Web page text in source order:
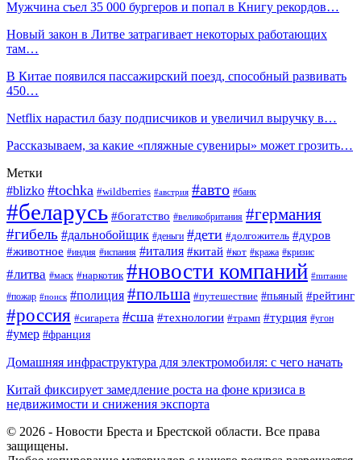
Мужчина съел 35 000 бургеров и попал в Книгу рекордов…
Новый закон в Литве затрагивает некоторых работающих
там…
В Китае появился пассажирский поезд, способный развивать
450…
Netflix нарастил базу подписчиков и увеличил выручку в…
Рассказываем, за какие «пляжные сувениры» может грозить…
Метки
#blizko #tochka #wildberries #австрия #авто #банк
#беларусь #богатство #великобритания #германия
#гибель #дальнобойщик #деньги #дети #долгожитель #дуров
#животное #индия #испания #италия #китай #кот #кража #кризис
#литва #маск #наркотик #новости компаний #питание
#пожар #поиск #полиция #польша #путешествие #пьяный #рейтинг
#россия #сигарета #сша #технологии #трамп #турция #угон
#умер #франция
Домашняя инфраструктура для электромобиля: с чего начать
Китай фиксирует замедление роста на фоне кризиса в
недвижимости и снижения экспорта
© 2026 - Новости Бреста и Брестской области. Все права
защищены.